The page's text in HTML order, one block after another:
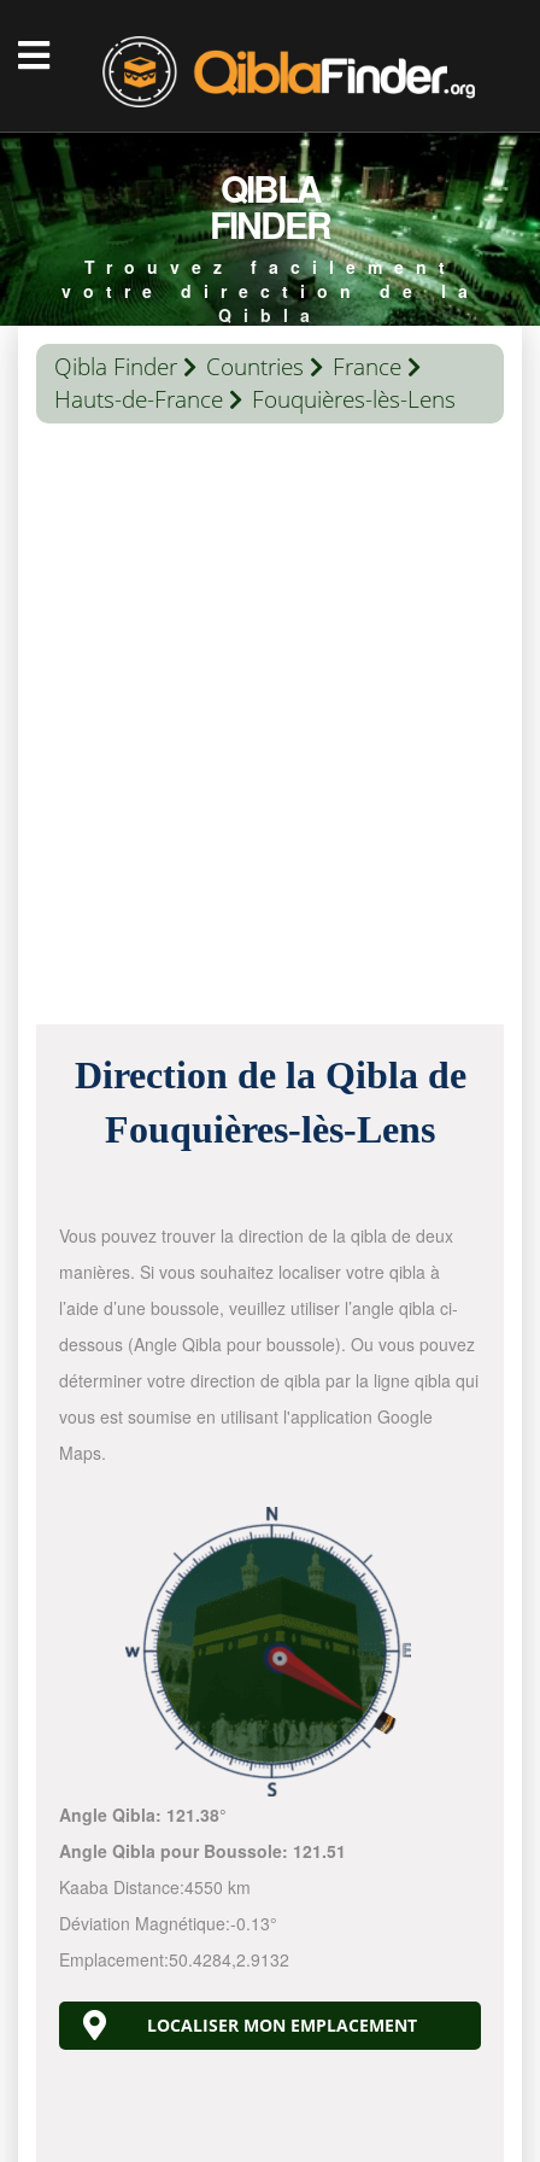
QIBLA
FINDER
Trouvez facilement
votre direction de la
Qibla
Qibla Finder Countries
France
Hauts-de-France
Fouquières-lès-Lens
Direction de la Qibla de
Fouquières-lès-Lens
Vous pouvez trouver la direction de la qibla de deux
manières. Si vous souhaitez localiser votre qibla à
l’aide d’une boussole, veuillez utiliser l’angle qibla ci-
dessous (Angle Qibla pour boussole). Ou vous pouvez
déterminer votre direction de qibla par la ligne qibla qui
vous est soumise en utilisant l'application Google
Maps.
Angle Qibla: 121.38°
Angle Qibla pour Boussole: 121.51
Kaaba Distance:4550 km
Déviation Magnétique:-0.13°
Emplacement:50.4284,2.9132
LOCALISER MON EMPLACEMENT